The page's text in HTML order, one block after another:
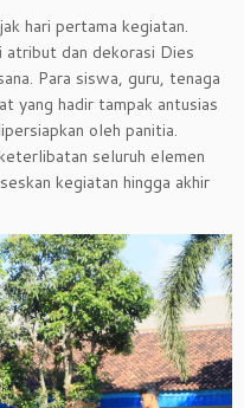
hari pertama kegiatan.
atribut dan dekorasi Dies
Para siswa, guru, tenaga
yang hadir tampak antusias
oleh panitia.
seluruh elemen
kegiatan hingga akhir